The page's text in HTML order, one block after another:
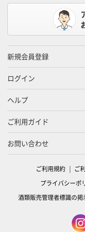
新規会員登録
ログイン
ヘルプ
ご利用ガイド
お問い合わせ
ご利用規約 ご
プライバシーポ
酒類販売管理者標識の掲